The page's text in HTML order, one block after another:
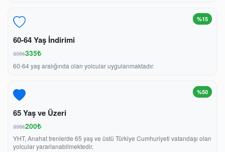
%15
60-64 Yaş İndirimi
395₺335₺
60-64 yaş aralığında olan yolcular uygulanmaktadır.
%50
65 Yaş ve Üzeri
395₺200₺
YHT, Anahat trenlerde 65 yaş ve üstü Türkiye Cumhuriyeti vatandaşı olan
yolcular yararlanabilmektedir.